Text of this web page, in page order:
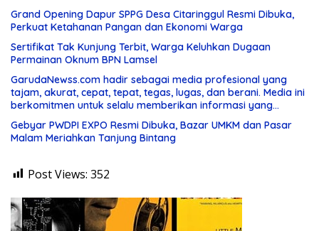
Grand Opening Dapur SPPG Desa Citaringgul Resmi Dibuka,
Perkuat Ketahanan Pangan dan Ekonomi Warga
Sertifikat Tak Kunjung Terbit, Warga Keluhkan Dugaan
Permainan Oknum BPN Lamsel
GarudaNewss.com hadir sebagai media profesional yang
tajam, akurat, cepat, tepat, tegas, lugas, dan berani. Media ini
berkomitmen untuk selalu memberikan informasi yang
berkualitas serta menjadi
Gebyar PWDPI EXPO Resmi Dibuka, Bazar UMKM dan Pasar
Malam Meriahkan Tanjung Bintang
Post Views: 352